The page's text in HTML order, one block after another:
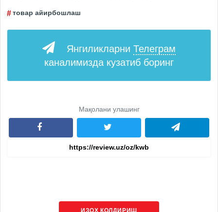
товар айирбошлаш
Янгиликларни Телеграм
каналимизда кузатиб боринг
Мақолани улашинг
ИЗОҲ ҚОЛДИРИШ